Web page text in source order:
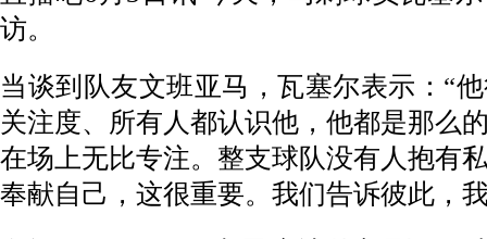
访。
当谈到队友文班亚马，瓦塞尔表示：“
关注度、所有人都认识他，他都是那么
在场上无比专注。整支球队没有人抱有
奉献自己，这很重要。我们告诉彼此，